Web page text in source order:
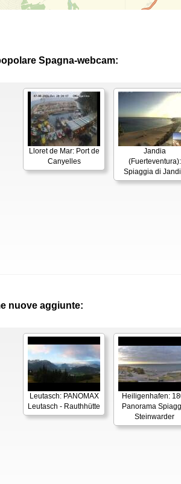
Spagna-webcam:
Lloret de Mar: Port de
Canyelles
Jandia
(Fuerteventura):
Spiaggia di
nuove aggiunte:
Leutasch: PANOMAX
Leutasch - Rauthhütte
Heiligenhafen:
Panorama
Steinwarder